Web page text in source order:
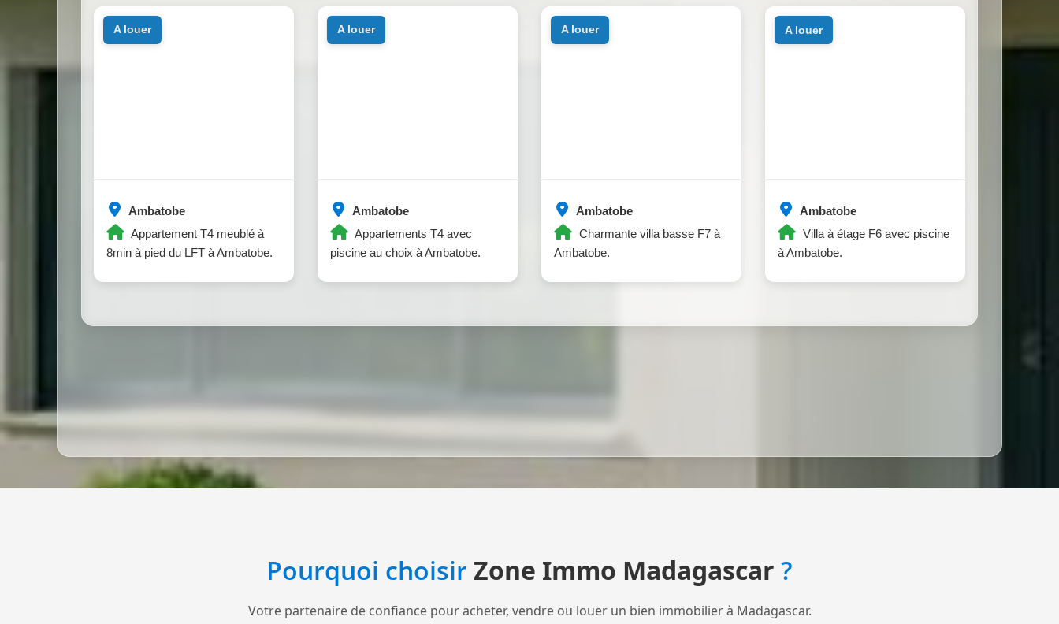
Ambatobe
Appartement T4 meublé à
8min à pied du LFT à Ambatobe.
a louer
Ambatobe
Appartements T4 avec
piscine au choix à Ambatobe.
a louer
Ambatobe
Charmante villa basse F7 à
Ambatobe.
a louer
Ambatobe
Villa à étage F6 avec piscine
à Ambatobe.
a louer
Pourquoi choisirZone Immo Madagascar ?
Votre partenaire de confiance pour acheter, vendre ou louer un bien immobilier à Madagascar.